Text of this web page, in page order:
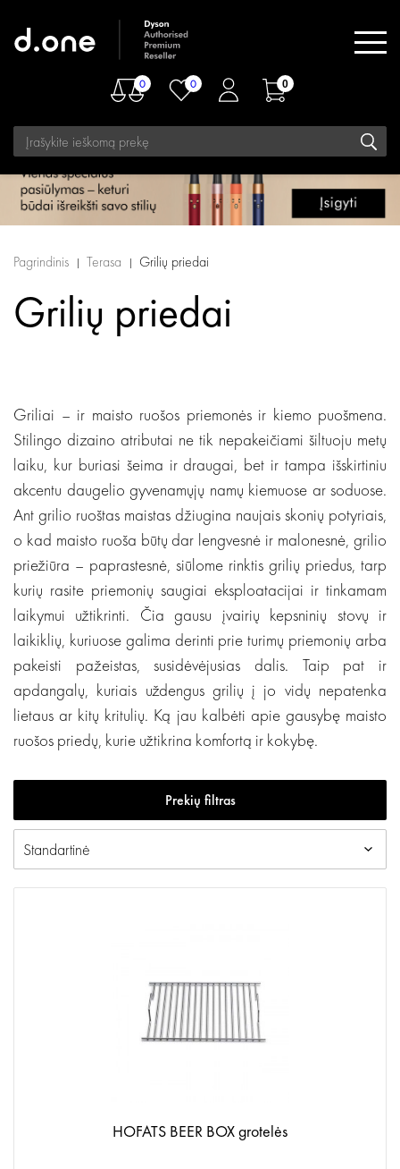
0 0 0
Pagrindinis Terasa Grilių priedai
Grilių priedai
Griliai – ir maisto ruošos priemonės ir kiemo puošmena.
Stilingo dizaino atributai ne tik nepakeičiami šiltuoju metų
laiku, kur buriasi šeima ir draugai, bet ir tampa išskirtiniu
akcentu daugelio gyvenamųjų namų kiemuose ar soduose.
Ant grilio ruoštas maistas džiugina naujais skonių potyriais,
o kad maisto ruoša būtų dar lengvesnė ir malonesnė, grilio
priežiūra – paprastesnė, siūlome rinktis grilių priedus, tarp
kurių rasite priemonių saugiai eksploatacijai ir tinkamam
laikymui užtikrinti. Čia gausu įvairių kepsninių stovų ir
laikiklių, kuriuose galima derinti prie turimų priemonių arba
pakeisti pažeistas, susidėvėjusias dalis. Taip pat ir
apdangalų, kuriais uždengus grilių į jo vidų nepatenka
lietaus ar kitų kritulių. Ką jau kalbėti apie gausybę maisto
ruošos priedų, kurie užtikrina komfortą ir kokybę.
Prekių filtras
HOFATS BEER BOX grotelės